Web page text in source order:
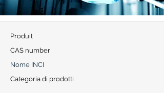
Produit
CAS number
Nome INCI
Categoria di prodotti